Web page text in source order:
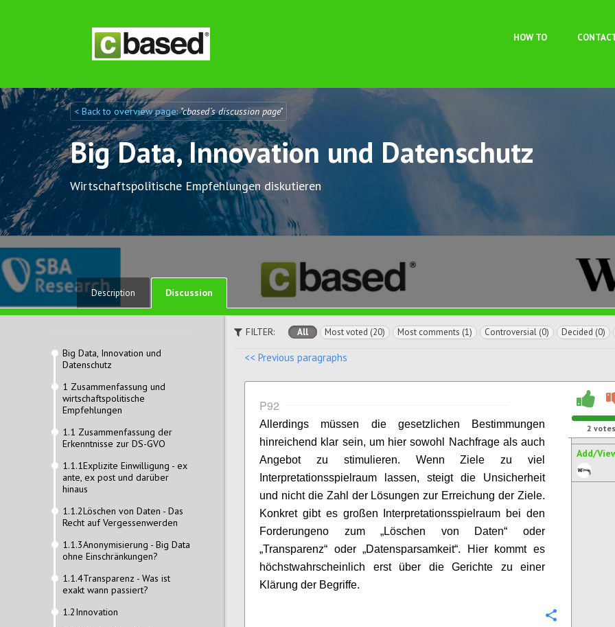
HOW TO
Discuto
Discuto < Back to overview page:"cbased´s discussion page"
Big Data, Innovation und Datenschutz
Wirtschaftspolitische Empfehlungen diskutieren
Description
Discussion
Big Data, Innovation und
Datenschutz
1 Zusammenfassung und
wirtschaftspolitische
Empfehlungen
1.1 Zusammenfassung der
Erkenntnisse zur DS-GVO
1.1.1Explizite Einwilligung - ex
ante, ex post und darüber
hinaus
1.1.2Löschen von Daten - Das
Recht auf Vergessenwerden
1.1.3Anonymisierung - Big Data
ohne Einschränkungen?
1.1.4Transparenz - Was ist
exakt wann passiert?
1.2Innovation
FILTER: All Most voted (20) Most comments (1) Controversial (0) Decided (0)
<< Previous paragraphs
P92
Allerdings müssen die gesetzlichen Bestimmungen
hinreichend klar sein, um hier sowohl Nachfrage als auch
Angebot zu stimulieren. Wenn Ziele zu viel
Interpretationsspielraum lassen, steigt die Unsicherheit
und nicht die Zahl der Lösungen zur Erreichung der Ziele.
Konkret gibt es großen Interpretationsspielraum bei den
Forderungeno zum „Löschen von Daten“ oder
„Transparenz“ oder „Datensparsamkeit“. Hier kommt es
höchstwahrscheinlich erst über die Gerichte zu einer
Klärung der Begriffe.
2 votes
Add/